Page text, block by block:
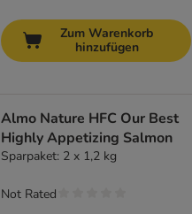
Zum Warenkorb
hinzufügen
Almo Nature HFC Our Best
Highly Appetizing Salmon
Sparpaket: 2 x 1,2 kg
Not Rated